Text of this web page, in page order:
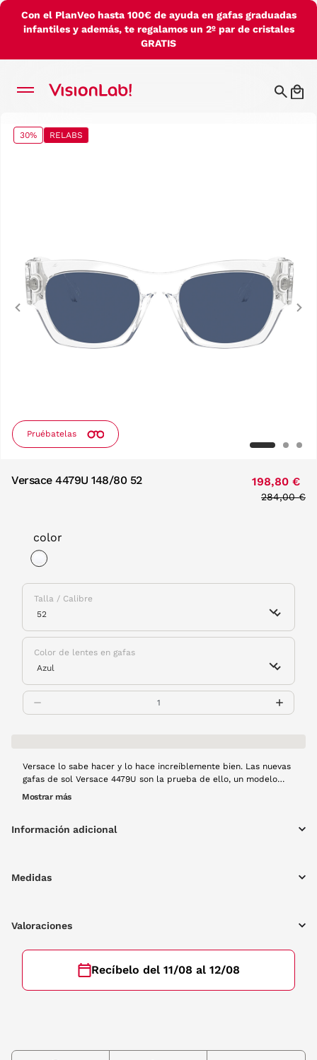
Con el PlanVeo hasta 100€ de ayuda en gafas graduadas
infantiles y además, te regalamos un 2º par de cristales
GRATIS
30% RELABS
Pruébatelas
Previous
Versace 4479U 148/80 52 198,80 €
Price
284,00 €
color
Talla / Calibre
Color de lentes en gafas
Versace lo sabe hacer y lo hace increíblemente bien. Las nuevas
gafas de sol Versace 4479U son la prueba de ello, un modelo
que aúna lo mejor de la firma para ofrecer a personas como tú
Mostrar más
Información adicional
Medidas
Valoraciones
Recíbelo del 11/08 al 12/08